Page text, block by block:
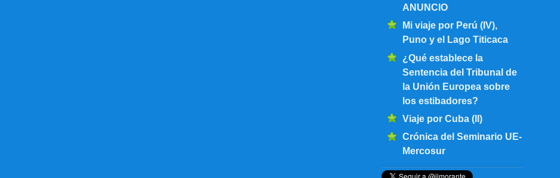
ANUNCIO
Mi viaje por Perú (IV),
Puno y el Lago Titicaca
¿Qué establece la
Sentencia del Tribunal de
la Unión Europea sobre
los estibadores?
Viaje por Cuba (II)
Crónica del Seminario UE-
Mercosur